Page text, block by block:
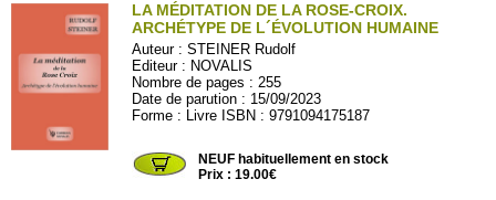
LA MÉDITATION DE LA ROSE-CROIX.
ARCHÉTYPE DE L´ÉVOLUTION HUMAINE
Auteur :STEINER Rudolf
Editeur : NOVALIS
Nombre de pages : 255
Date de parution : 15/09/2023
Forme : Livre ISBN : 9791094175187
NEUF habituellement en stock
Prix : 19.00€